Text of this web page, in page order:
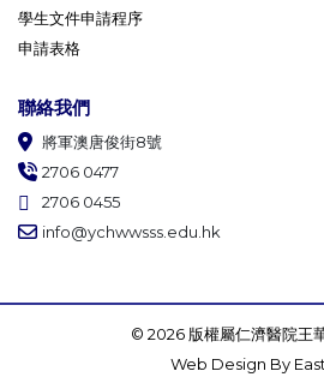
學生文件申請程序
申請表格
聯絡我們
將軍澳唐俊街8號
2706 0477
2706 0455
info@ychwwsss.edu.hk
© 2026 版權屬仁濟醫院王
Web Design By